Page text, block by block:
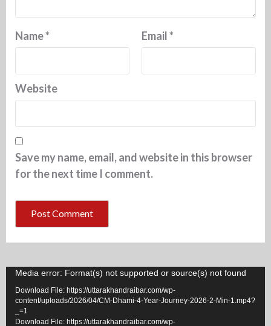
Name* Email*
Website
Save my name, email, and website in this browser
for the next time I comment.
Video
Player
Media error: Format(s) not supported or source(s) not found
Download File: https://uttarakhandraibar.com/wp-
content/uploads/2026/04/CM-Dhami-4-Year-Journey-2026-2-Min-1.mp4?
_=1
Download File: https://uttarakhandraibar.com/wp-